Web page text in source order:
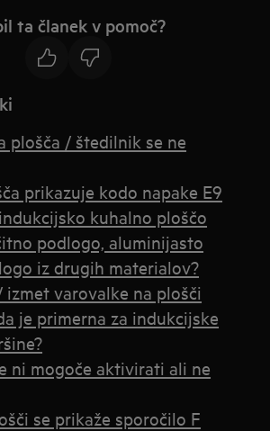
ta članek v pomoč?
plošča / štedilnik se ne
prikazuje kodo napake E9
kuhalno ploščo
podlogo, aluminijasto
iz drugih materialov?
izmet varovalke na plošči
je primerna za indukcijske
ni mogoče aktivirati ali ne
se prikaže sporočilo F